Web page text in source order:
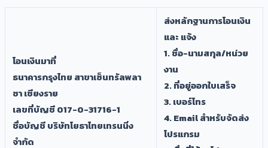
โอนเงินมาที่
ธนาคารกรุงไทย สาขาเซ็นทรัลพลา
ซา เชียงราย
เลขที่บัญชี 017-0-31716-1
ชื่อบัญชี บริษัทโยธาไทยเทรนนิ่ง
จำกัด
ส่งหลักฐานการโอนเงิน
และ แจ้ง
1. ชื่อ-นามสกุล/หน่วย
งาน
2. ที่อยู่ออกใบเสร็จ
3. เบอร์โทร
4. Email สำหรับจัดส่ง
โปรแกรม